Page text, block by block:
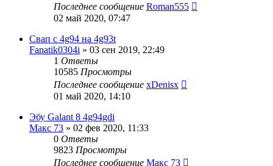
Последнее сообщение Roman555
02 май 2020, 07:47
Свап с 4g94 на 4g93t
Fanatik0304i » 03 сен 2019, 22:49
1 Ответы
10585 Просмотры
Последнее сообщение xDenisx
01 май 2020, 14:10
Эбу Galant 8 4g94gdi
Макс 73 » 02 фев 2020, 11:33
0 Ответы
9823 Просмотры
Последнее сообщение Макс 73